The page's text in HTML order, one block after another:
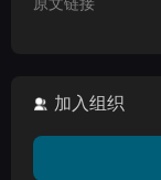
原文链接
加入组织